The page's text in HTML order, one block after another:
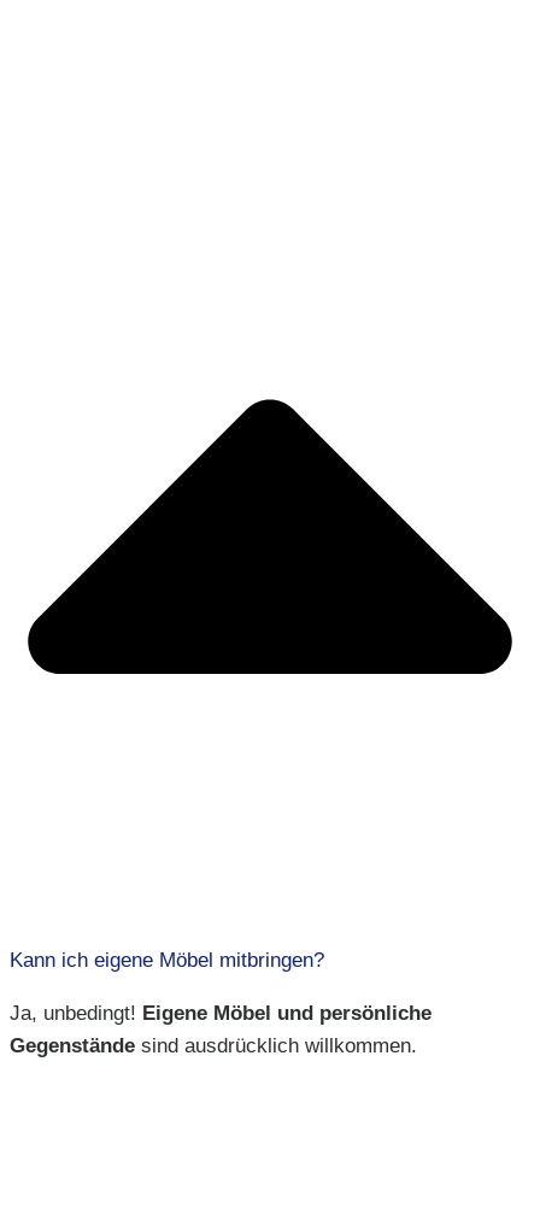
Kann ich eigene Möbel mitbringen?
Ja, unbedingt! Eigene Möbel und persönliche
Gegenstände sind ausdrücklich willkommen.